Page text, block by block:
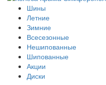
Шины
Летние
Зимние
Всесезонные
Нешипованные
Шипованные
Акции
Диски